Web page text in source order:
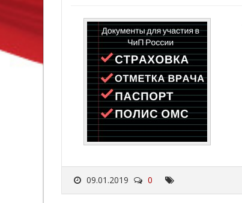
09.01.2019 0